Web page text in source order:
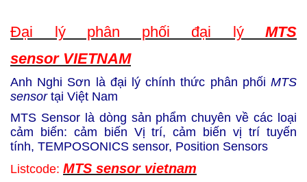
Đại lý phân phối đại lý MTS
sensor VIETNAM
Anh Nghi Sơn là đại lý chính thức phân phối MTS
sensor tại Việt Nam
MTS Sensor là dòng sản phẩm chuyên về các loại
cảm biến: cảm biến Vị trí, cảm biến vị trí tuyến
tính, TEMPOSONICS sensor, Position Sensors
Listcode: MTS sensor vietnam